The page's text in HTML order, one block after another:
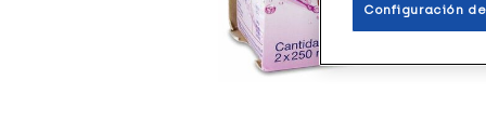
Configuración